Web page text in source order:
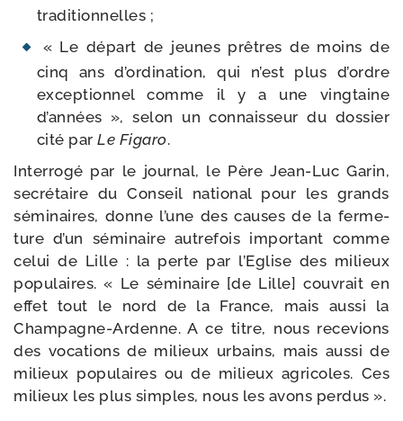
traditionnelles ;
« Le départ de jeunes prêtres de moins de
cinq ans d’ordination, qui n’est plus d’ordre
excep­tion­nel comme il y a une ving­taine
d’années », selon un connais­seur du dos­sier
cité par Le Figaro.
Interrogé par le jour­nal, le Père Jean-​Luc Garin,
secré­taire du Conseil natio­nal pour les grands
sémi­naires, donne l’une des causes de la fer­me­
ture d’un sémi­naire autre­fois impor­tant comme
celui de Lille : la perte par l’Eglise des milieux
popu­laires. « Le sémi­naire [de Lille] cou­vrait en
effet tout le nord de la France, mais aus­si la
Champagne-​Ardenne. A ce titre, nous rece­vions
des voca­tions de milieux urbains, mais aus­si de
milieux popu­laires ou de milieux agri­coles. Ces
milieux les plus simples, nous les avons perdus ».